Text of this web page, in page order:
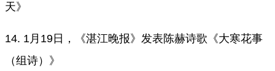
天》
14. 1月19日，《湛江晚报》发表陈赫诗歌《大寒花事
（组诗）》